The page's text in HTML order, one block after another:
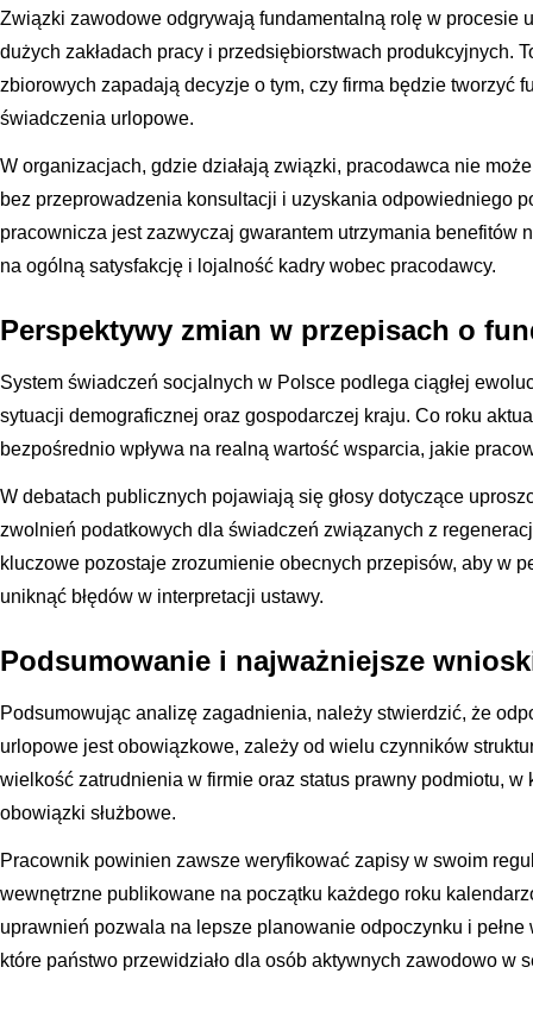
Związki zawodowe odgrywają fundamentalną rolę w procesie
dużych zakładach pracy i przedsiębiorstwach produkcyjnych.
zbiorowych zapadają decyzje o tym, czy firma będzie tworzyć
świadczenia urlopowe.
W organizacjach, gdzie działają związki, pracodawca nie
bez przeprowadzenia konsultacji i uzyskania odpowiedniego
pracownicza jest zazwyczaj gwarantem utrzymania benefitów
na ogólną satysfakcję i lojalność kadry wobec pracodawcy.
Perspektywy zmian w przepisach o
System świadczeń socjalnych w Polsce podlega ciągłej
sytuacji demograficznej oraz gospodarczej kraju. Co roku
bezpośrednio wpływa na realną wartość wsparcia, jakie
W debatach publicznych pojawiają się głosy dotyczące
zwolnień podatkowych dla świadczeń związanych z
kluczowe pozostaje zrozumienie obecnych przepisów, aby w
uniknąć błędów w interpretacji ustawy.
Podsumowanie i najważniejsze
Podsumowując analizę zagadnienia, należy stwierdzić, że
urlopowe jest obowiązkowe, zależy od wielu czynników
wielkość zatrudnienia w firmie oraz status prawny podmiotu,
obowiązki służbowe.
Pracownik powinien zawsze weryfikować zapisy w swoim
wewnętrzne publikowane na początku każdego roku
uprawnień pozwala na lepsze planowanie odpoczynku i
które państwo przewidziało dla osób aktywnych zawodowo w